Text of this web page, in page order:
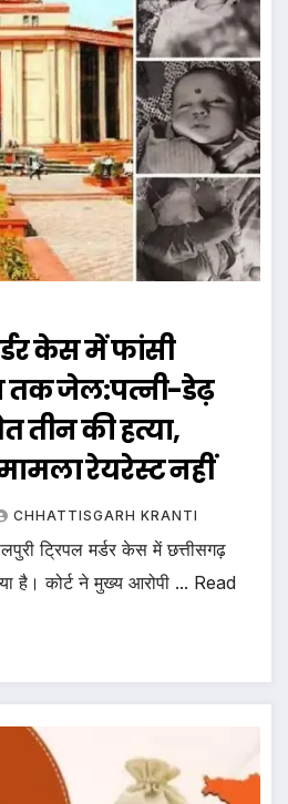
केस में फांसी
तक जेल:पत्नी-डेढ़
तीन की हत्या,
रेयरेस्ट नहीं
CHHATTISGARH KRANTI
ट्रिपल मर्डर केस में छत्तीसगढ़
है। कोर्ट ने मुख्य आरोपी ... Read